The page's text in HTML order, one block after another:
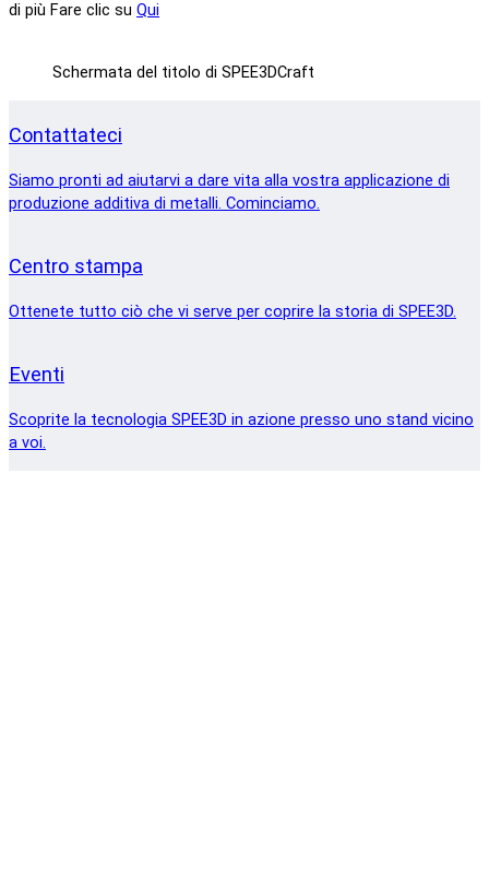
di più Fare clic su Qui
Schermata del titolo di SPEE3DCraft
Contattateci
Siamo pronti ad aiutarvi a dare vita alla vostra applicazione di
produzione additiva di metalli. Cominciamo.
Centro stampa
Ottenete tutto ciò che vi serve per coprire la storia di SPEE3D.
Eventi
Scoprite la tecnologia SPEE3D in azione presso uno stand vicino
a voi.